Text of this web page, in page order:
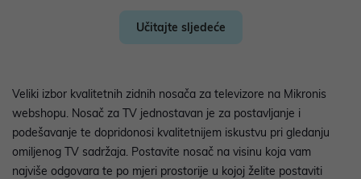
Učitajte sljedeće
Veliki izbor kvalitetnih zidnih nosača za televizore na Mikronis
webshopu. Nosač za TV jednostavan je za postavljanje i
podešavanje te dopridonosi kvalitetnijem iskustvu pri gledanju
omiljenog TV sadržaja. Postavite nosač na visinu koja vam
najviše odgovara te po mjeri prostorije u kojoj želite postaviti